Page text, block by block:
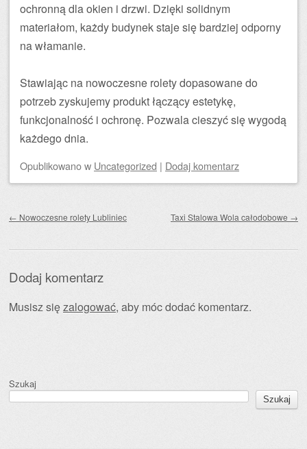
ochronną dla okien i drzwi. Dzięki solidnym
materiałom, każdy budynek staje się bardziej odporny
na włamanie.
Stawiając na nowoczesne rolety dopasowane do
potrzeb zyskujemy produkt łączący estetykę,
funkcjonalność i ochronę. Pozwala cieszyć się wygodą
każdego dnia.
Opublikowanow Uncategorized | Dodaj komentarz
← Nowoczesne rolety Lubliniec Taxi Stalowa Wola całodobowe →
Dodaj komentarz
Musisz sięzalogować, aby móc dodać komentarz.
Szukaj
Szukaj